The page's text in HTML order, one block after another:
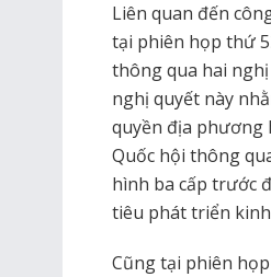
Liên quan đến
tại phiên họp thứ
thông qua hai
nghị quyết này
quyền địa phương
Quốc hội thông
hình ba cấp trước
tiêu phát triển kinh
Cũng tại phiên